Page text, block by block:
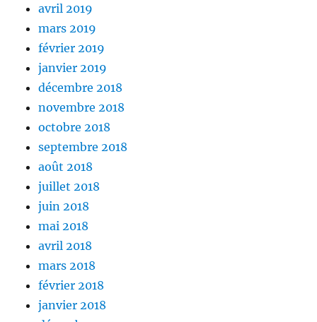
avril 2019
mars 2019
février 2019
janvier 2019
décembre 2018
novembre 2018
octobre 2018
septembre 2018
août 2018
juillet 2018
juin 2018
mai 2018
avril 2018
mars 2018
février 2018
janvier 2018